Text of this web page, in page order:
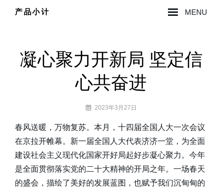
产品小计 MENU
凝心聚力开新局 坚定信
心共奋进
By 2023年3月27日
春风送暖，万物复苏。本月，十四届全国人大一次会议
在京拉开帷幕。新一届全国人大代表济济一堂，为全面
建设社会主义现代化国家开好局起好步凝心聚力。今年
是全面贯彻落实党的二十大精神的开局之年。一场春天
的盛会，描绘了美好的发展蓝图，也赋予我们沉甸甸的